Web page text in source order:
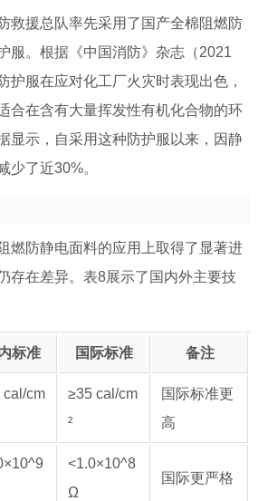
救援总队率先采用了国产全棉阻燃防
服。根据《中国消防》杂志（2021
护服在应对化工厂火灾时表现出色，
合在含有大量挥发性有机化合物的环
显示，自采用这种防护服以来，因静
少了近30%。
燃防静电面料的应用上取得了显著进
存在差异。表8展示了国内外主要技
标准 国际标准 备注
cal/cm
≥35 cal/cm
²
国际标准更
高
<1.0×10^8
Ω
国际更严格